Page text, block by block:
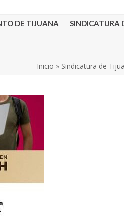
DE TIJUANA SINDICATURA
Inicio » Sindicatura de